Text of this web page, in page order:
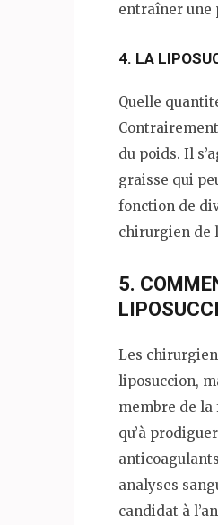
entraîner une
4. LA
Quelle
du poids. Il
graisse qui
fonction de
chirurgien de
5.
Les
liposuccion,
membre de
qu’à
analyses
candidat à